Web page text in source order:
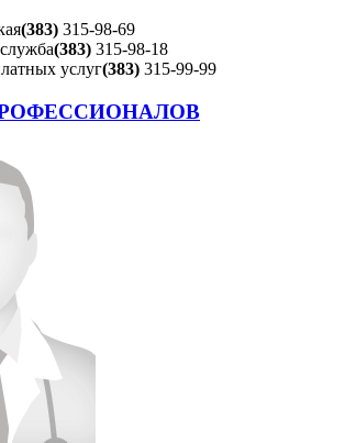
(383) 315-98-69
(383) 315-98-18
услуг(383) 315-99-99